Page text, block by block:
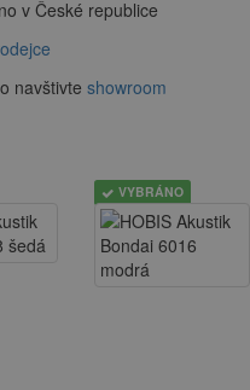
v České republice
navštivte showroom
VYBRÁNO